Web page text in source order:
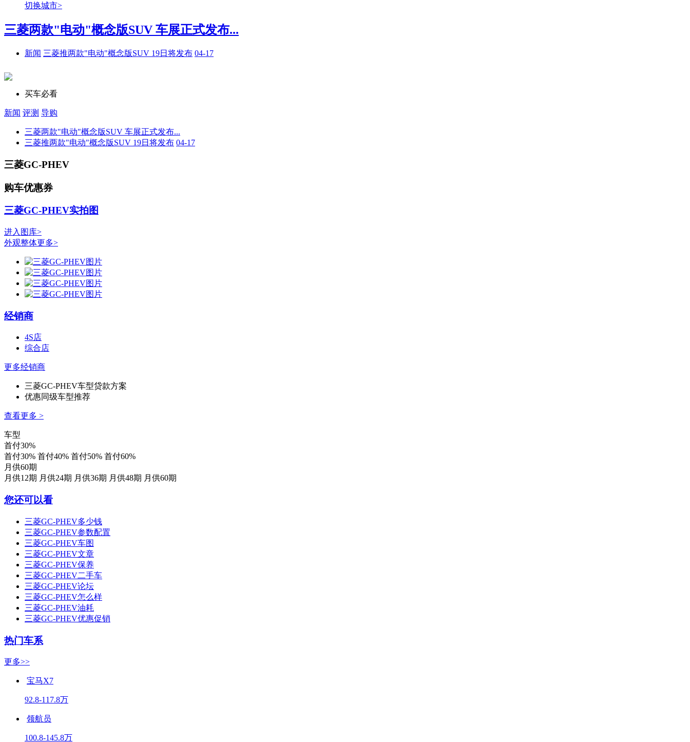
切换城市>
三菱两款"电动"概念版SUV 车展正式发布...
新闻 三菱推两款"电动"概念版SUV 19日将发布 04-17
买车必看
新闻 评测 导购
三菱两款"电动"概念版SUV 车展正式发布...
三菱推两款"电动"概念版SUV 19日将发布 04-17
三菱GC-PHEV
购车优惠券
三菱GC-PHEV实拍图
进入图库>
外观整体更多>
经销商
4S店
综合店
更多经销商
三菱GC-PHEV车型贷款方案
优惠同级车型推荐
查看更多 >
车型
首付30%
首付30% 首付40% 首付50% 首付60%
月供60期
月供12期 月供24期 月供36期 月供48期 月供60期
您还可以看
三菱GC-PHEV多少钱
三菱GC-PHEV参数配置
三菱GC-PHEV车图
三菱GC-PHEV文章
三菱GC-PHEV保养
三菱GC-PHEV二手车
三菱GC-PHEV论坛
三菱GC-PHEV怎么样
三菱GC-PHEV油耗
三菱GC-PHEV优惠促销
热门车系
更多>>
宝马X7
92.8-117.8万
领航员
100.8-145.8万